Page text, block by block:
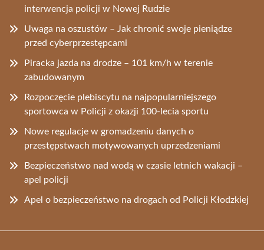
interwencja policji w Nowej Rudzie
Uwaga na oszustów – Jak chronić swoje pieniądze
przed cyberprzestępcami
Piracka jazda na drodze – 101 km/h w terenie
zabudowanym
Rozpoczęcie plebiscytu na najpopularniejszego
sportowca w Policji z okazji 100-lecia sportu
Nowe regulacje w gromadzeniu danych o
przestępstwach motywowanych uprzedzeniami
Bezpieczeństwo nad wodą w czasie letnich wakacji –
apel policji
Apel o bezpieczeństwo na drogach od Policji Kłodzkiej